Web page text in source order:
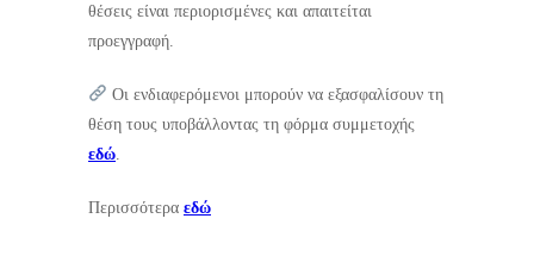
θέσεις είναι περιορισμένες και απαιτείται
προεγγραφή.
Οι ενδιαφερόμενοι μπορούν να εξασφαλίσουν τη
θέση τους υποβάλλοντας τη φόρμα συμμετοχής
εδώ
Περισσότερα εδώ